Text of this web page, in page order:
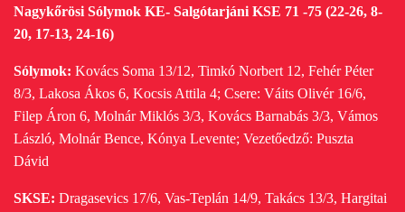
Nagykőrösi Sólymok KE- Salgótarjáni KSE 71 -75 (22-26, 8-
20, 17-13, 24-16)
Sólymok: Kovács Soma 13/12, Timkó Norbert 12, Fehér Péter
8/3, Lakosa Ákos 6, Kocsis Attila 4; Csere: Váits Olivér 16/6,
Filep Áron 6, Molnár Miklós 3/3, Kovács Barnabás 3/3, Vámos
László, Molnár Bence, Kónya Levente; Vezetőedző: Puszta
Dávid
SKSE: Dragasevics 17/6, Vas-Teplán 14/9, Takács 13/3, Hargitai